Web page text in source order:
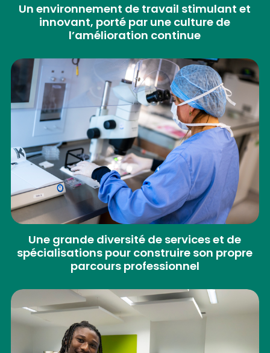
Un environnement de travail stimulant et
innovant, porté par une culture de
l’amélioration continue
Une grande diversité de services et de
spécialisations pour construire son propre
parcours professionnel